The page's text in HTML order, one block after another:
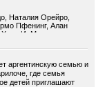
Наталия Орейро,
Пфенинг, Алан
И. Мартинес
аргентинскую семью и
где семья
детей приглашают